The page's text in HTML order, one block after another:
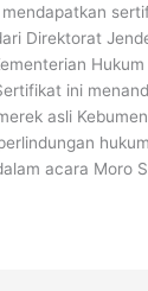
Direktorat
ini
asli
acara Moro